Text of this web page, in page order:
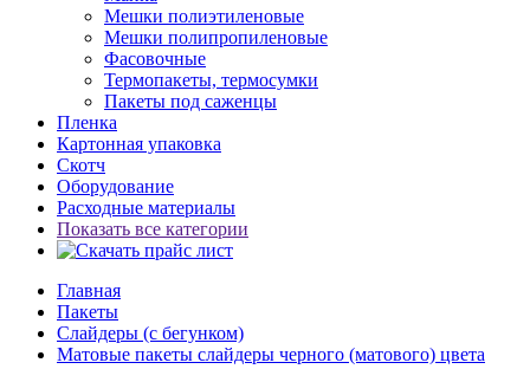
Мешки полиэтиленовые
Мешки полипропиленовые
Фасовочные
Термопакеты, термосумки
Пакеты под саженцы
Пленка
Картонная упаковка
Скотч
Оборудование
Расходные материалы
Показать все категории
Главная
Пакеты
Слайдеры (с бегунком)
Матовые пакеты слайдеры черного (матового) цвета